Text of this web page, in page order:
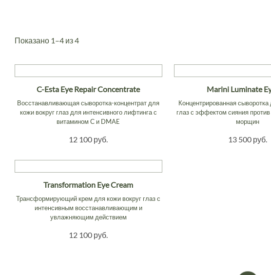
Показано 1–4 из 4
C-Esta Eye Repair Concentrate
Восстанавливающая сыворотка-концентрат для
кожи вокруг глаз для интенсивного лифтинга с
витамином С и DMAE
12 100 руб.
Marini Luminate
Концентрированная сыворотка
глаз с эффектом сияния
морщин
13 500 руб.
Transformation Eye Cream
Трансформирующий крем для кожи вокруг глаз с
интенсивным восстанавливающим и
увлажняющим действием
12 100 руб.